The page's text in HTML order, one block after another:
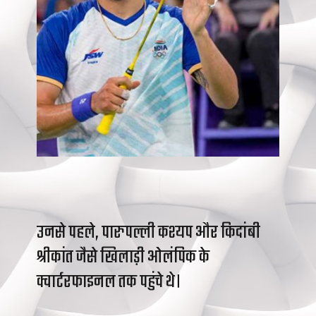
उनसे पहले, पारुपल्ली कश्यप और किदांबी
श्रीकांत जैसे खिलाड़ी ओलंपिक के
क्वार्टरफाइनल तक पहुंचे थे।